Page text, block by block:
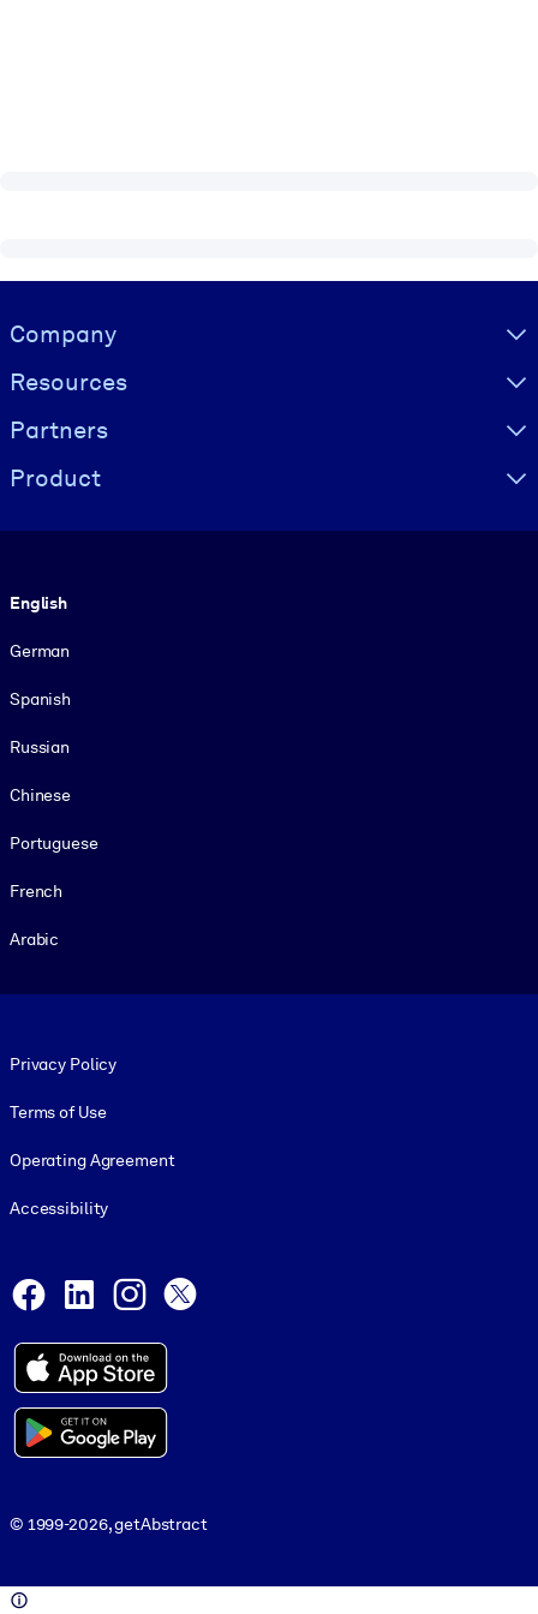
Visually hidden Text
Company
Resources
Partners
Product
English
German
Spanish
Russian
Chinese
Portuguese
French
Arabic
Privacy Policy
Terms of Use
Operating Agreement
Accessibility
Facebook
LinkedInInstagram
© 1999-2026, getAbstract